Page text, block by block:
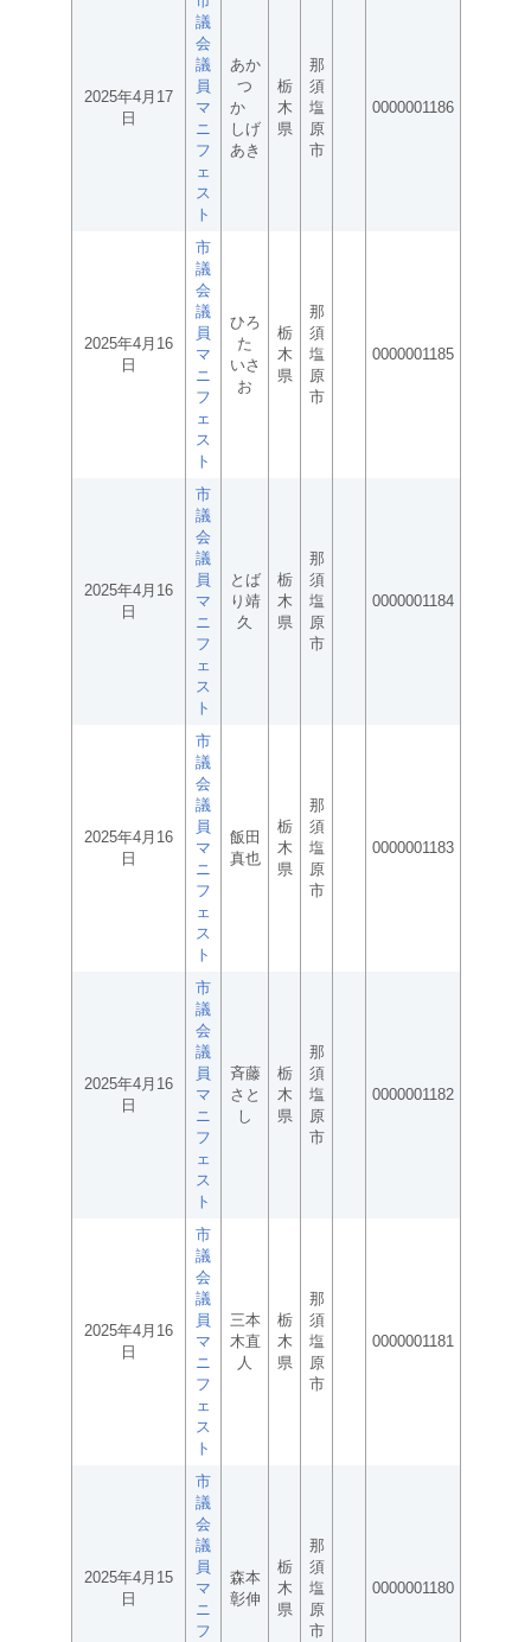
2025年4月17
日
議
会
議
員
マ
ニ
フ
ェ
ス
ト
あか
つ
か
しげ
あき
栃
木
県
那
須
塩
原
市
0000001186
2025年4月16
日
市
議
会
議
員
マ
ニ
フ
ェ
ス
ト
ひろ
た
いさ
お
栃
木
県
那
須
塩
原
市
0000001185
2025年4月16
日
市
議
会
議
員
マ
ニ
フ
ェ
ス
ト
とば
り靖
久
栃
木
県
那
須
塩
原
市
0000001184
2025年4月16
日
市
議
会
議
員
マ
ニ
フ
ェ
ス
ト
飯田
真也
栃
木
県
那
須
塩
原
市
0000001183
2025年4月16
日
市
議
会
議
員
マ
ニ
フ
ェ
ス
ト
斉藤
さと
し
栃
木
県
那
須
塩
原
市
0000001182
2025年4月16
日
市
議
会
議
員
マ
ニ
フ
ェ
ス
ト
三本
木直
人
栃
木
県
那
須
塩
原
市
0000001181
2025年4月15
日
市
議
会
議
員
マ
ニ
フ
森本
彰伸
栃
木
県
那
須
塩
原
市
0000001180